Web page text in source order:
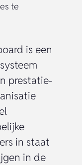
te
is een
prestatie-
in staat
in de